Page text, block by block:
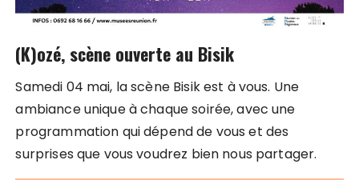
(K)ozé, scène ouverte au Bisik
Samedi 04 mai, la scène Bisik est à vous. Une
ambiance unique à chaque soirée, avec une
programmation qui dépend de vous et des
surprises que vous voudrez bien nous partager.